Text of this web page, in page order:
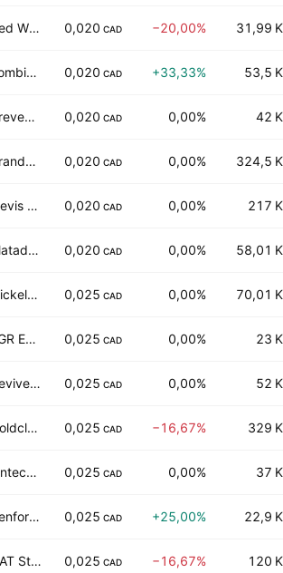
Red White & Bloom Brands, Inc. 0,020 CAD −20,00% 31,99 K
Tombill Mines Ltd. 0,020 CAD +33,33% 53,5 K
PreveCeutical Medical Inc 0,020 CAD 0,00% 42 K
BrandPilot AI Inc 0,020 CAD 0,00% 324,5 K
Nevis Brands Inc. 0,020 CAD 0,00% 217 K
Matador Technologies Inc. 0,020 CAD 0,00% 58,01 K
Nickel North Exploration Corp. 0,025 CAD 0,00% 70,01 K
EGR Exploration Ltd 0,025 CAD 0,00% 23 K
Revive Therapeutics Ltd. 0,025 CAD 0,00% 52 K
Goldcliff Resource Corporation 0,025 CAD −16,67% 329 K
Fintech Select Ltd 0,025 CAD 0,00% 37 K
Renforth Resources Inc 0,025 CAD +25,00% 22,9 K
CAT Strategic Metals Corporation 0,025 CAD −16,67% 120 K